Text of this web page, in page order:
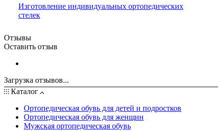
Изготовление индивидуальных ортопедических
стелек
Отзывы
Оставить отзыв
Загрузка отзывов...
Каталог
Ортопедическая обувь для детей и подростков
Ортопедическая обувь для женщин
Мужская ортопедическая обувь